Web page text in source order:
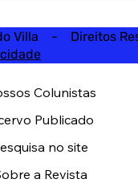
Villa - Direitos
Colunistas
Publicado
no site
a Revista